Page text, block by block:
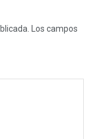
Los campos